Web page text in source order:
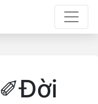
✐Đời